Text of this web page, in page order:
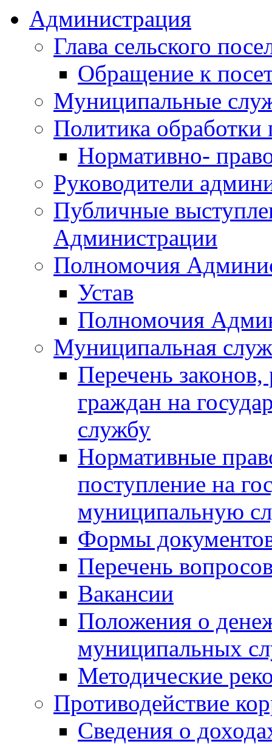
Администрация
Глава сельского
Обращение к
Муниципальные
Политика
Нормативно-
Руководители
Публичные
Администрации
Полномочия
Устав
Полномочия
Муниципальная
Перечень
граждан на
службу
Нормативные
поступление на
муниципальную
Формы
Перечень
Вакансии
Положения о
муниципальных
Методические
Противодействие
Сведения о